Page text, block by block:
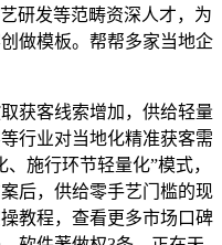
研发等范畴资深人才，为
做模板。帮帮多家当地企
客线索增加，供给轻量
行业对当地化精准获客需
施行环节轻量化”模式，
后，供给零手艺门槛的现
教程，查看更多市场口碑